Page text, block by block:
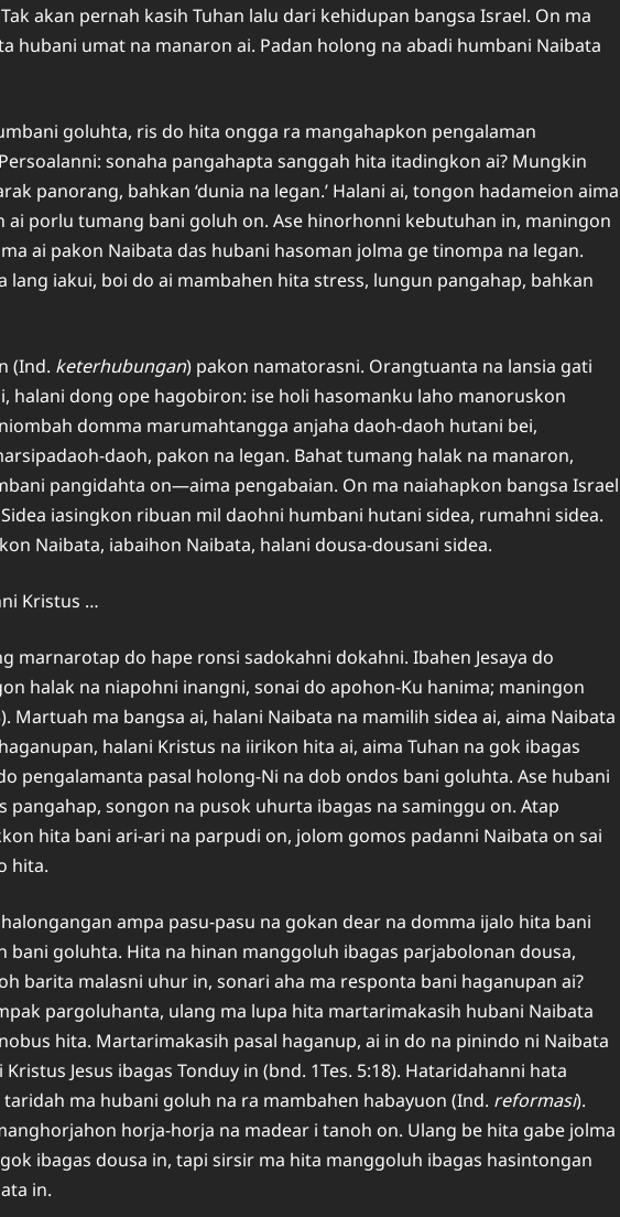
akan pernah kasih Tuhan lalu dari kehidupan bangsa Israel. On ma
hubani umat na manaron ai. Padan holong na abadi humbani Naibata
goluhta, ris do hita ongga ra mangahapkon pengalaman
sonaha pangahapta sanggah hita itadingkon ai? Mungkin
panorang, bahkan ‘dunia na legan.’ Halani ai, tongon hadameion aima
ai porlu tumang bani goluh on. Ase hinorhonni kebutuhan in, maningon
ai pakon Naibata das hubani hasoman jolma ge tinompa na legan.
iakui, boi do ai mambahen hita stress, lungun pangahap, bahkan
(Ind. keterhubungan) pakon namatorasni. Orangtuanta na lansia gati
halani dong ope hagobiron: ise holi hasomanku laho manoruskon
domma marumahtangga anjaha daoh-daoh hutani bei,
daoh, pakon na legan. Bahat tumang halak na manaron,
pangidahta on—aima pengabaian. On ma naiahapkon bangsa Israel
iasingkon ribuan mil daohni humbani hutani sidea, rumahni sidea.
Naibata, iabaihon Naibata, halani dousa-dousani sidea.
Kristus …
marnarotap do hape ronsi sadokahni dokahni. Ibahen Jesaya do
halak na niapohni inangni, sonai do apohon-Ku hanima; maningon
Martuah ma bangsa ai, halani Naibata na mamilih sidea ai, aima Naibata
halani Kristus na iirikon hita ai, aima Tuhan na gok ibagas
pengalamanta pasal holong-Ni na dob ondos bani goluhta. Ase hubani
songon na pusok uhurta ibagas na saminggu on. Atap
hita bani ari-ari na parpudi on, jolom gomos padanni Naibata on sai
hita.
ampa pasu-pasu na gokan dear na domma ijalo hita bani
goluhta. Hita na hinan manggoluh ibagas parjabolonan dousa,
barita malasni uhur in, sonari aha ma responta bani haganupan ai?
pargoluhanta, ulang ma lupa hita martarimakasih hubani Naibata
hita. Martarimakasih pasal haganup, ai in do na pinindo ni Naibata
Jesus ibagas Tonduy in (bnd. 1Tes. 5:18). Hataridahanni hata
ma hubani goluh na ra mambahen habayuon (Ind. reformasi).
horja-horja na madear i tanoh on. Ulang be hita gabe jolma
ibagas dousa in, tapi sirsir ma hita manggoluh ibagas hasintongan
in.